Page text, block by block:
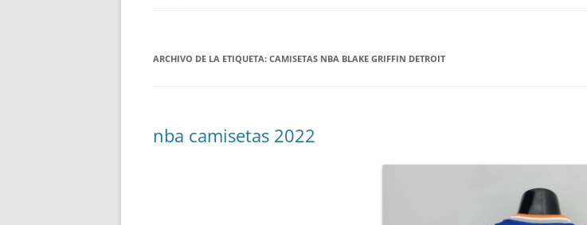
ARCHIVO DE LA ETIQUETA: CAMISETAS NBA BLAKE GRIFFIN DETROIT
nba camisetas 2022